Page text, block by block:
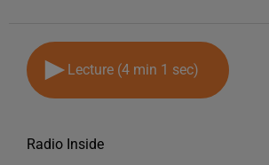
Lecture (4 min 1 sec)
Radio Inside